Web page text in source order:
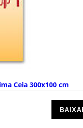
Ceia 300x100 cm